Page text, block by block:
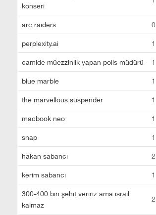
konseri
arc raiders 0
perplexity.ai 1
camide müezzinlik yapan polis müdürü 1
blue marble 1
the marvellous suspender 1
macbook neo 1
snap 1
hakan sabancı 2
kerim sabancı 1
300-400 bin şehit veririz ama israil
kalmaz
2